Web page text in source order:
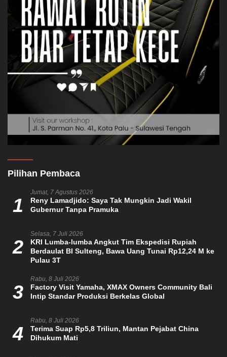
Pilihan Pembaca
1
Jumat, 7 Agustus 2026
Reny Lamadjido: Saya Tak Mungkin Jadi Wakil
Gubernur Tanpa Pramuka
2
Selasa, 7 Juli 2026
KRI Lumba-lumba Angkut Tim Ekspedisi Rupiah
Berdaulat BI Sulteng, Bawa Uang Tunai Rp12,24 M ke
Pulau 3T
3
Rabu, 8 Juli 2026
Factory Visit Yamaha, XMAX Owners Community Bali
Intip Standar Produksi Berkelas Global
4
Rabu, 8 Juli 2026
Terima Suap Rp5,8 Triliun, Mantan Pejabat China
Dihukum Mati